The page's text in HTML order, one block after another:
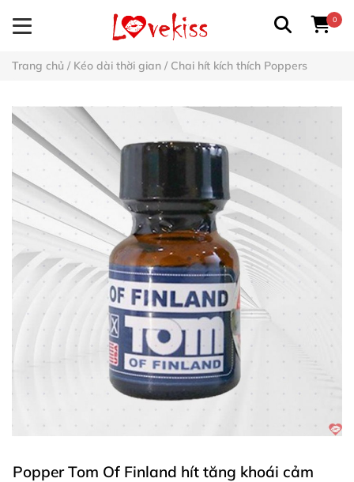
0
Trang chủ / Kéo dài thời gian / Chai hít kích thích Poppers
Popper Tom Of Finland hít tăng khoái cảm